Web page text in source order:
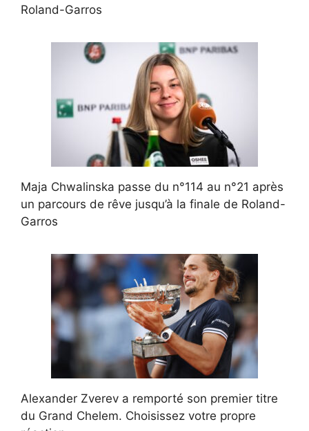
Roland-Garros
Maja Chwalinska passe du n°114 au n°21 après
un parcours de rêve jusqu’à la finale de Roland-
Garros
Alexander Zverev a remporté son premier titre
du Grand Chelem. Choisissez votre propre